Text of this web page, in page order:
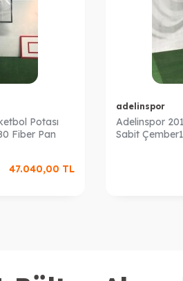
Potası
Fiber Pan
47.040,00 TL
adelinspor
Adelinspor
Sabit